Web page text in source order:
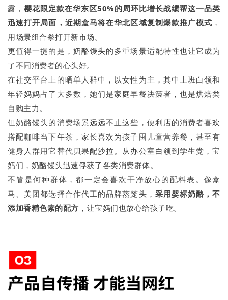
露，樱花限定款在华东区50%的周环比增长战绩帮这一品类
迅速打开局面，近期盒马将在华北区域复制爆款推广模式 ，
用场景组合拳打开新市场。
更值得一提的是，奶酪馒头的多重场景适配特性也让它成为
了不同消费者的心头好。
在社交平台上的晒单人群中，以女性为主，其中上班白领和
年轻妈妈占了大多数，她们是家庭早餐决策者，也是烘焙类
自购主力。
但奶酪馒头的消费场景远远不止这些，便利店的消费者喜欢
搭配咖啡当下午茶，家长喜欢为孩子囤儿童营养餐，甚至有
健身人群用它替代贝果配沙拉。从办公室白领到学生党，宝
妈们，奶酪馒头迅速俘获了各类消费群体。
不管是何种群体，都一定会喜欢干净放心的配料表。像盒
马、美团都选择合作代工的品牌蒸笼头， 采用婴标奶酪，不
添加香精色素的配方 ，让宝妈们也放心给孩子吃。